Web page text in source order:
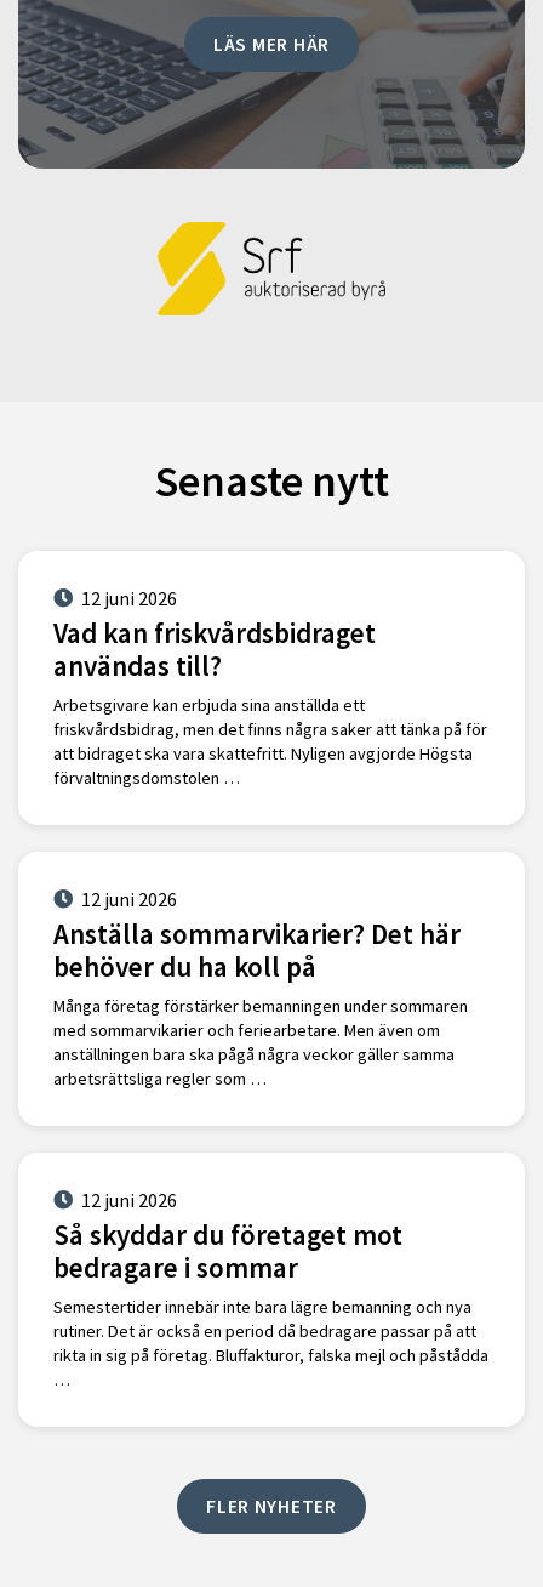
LÄS MER HÄR
Senaste nytt
12 juni 2026
Vad kan friskvårdsbidraget
användas till?
Arbetsgivare kan erbjuda sina anställda ett
friskvårdsbidrag, men det finns några saker att tänka på för
att bidraget ska vara skattefritt. Nyligen avgjorde Högsta
förvaltningsdomstolen …
12 juni 2026
Anställa sommarvikarier? Det här
behöver du ha koll på
Många företag förstärker bemanningen under sommaren
med sommarvikarier och feriearbetare. Men även om
anställningen bara ska pågå några veckor gäller samma
arbetsrättsliga regler som …
12 juni 2026
Så skyddar du företaget mot
bedragare i sommar
Semestertider innebär inte bara lägre bemanning och nya
rutiner. Det är också en period då bedragare passar på att
rikta in sig på företag. Bluffakturor, falska mejl och påstådda
…
FLER NYHETER